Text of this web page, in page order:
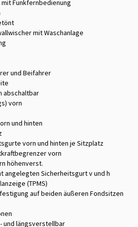
Funkfernbedienung
mit Waschanlage
und Beifahrer
abschaltbar
vorn
und hinten
vorn und hinten je Sitzplatz
vorn
höhenverst.
angelegten Sicherheitsgurt v und h
(TPMS)
auf beiden äußeren Fondsitzen
und längsverstellbar